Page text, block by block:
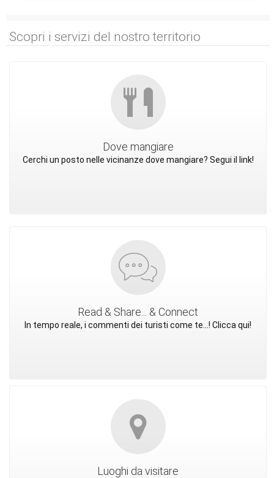
Scopri i servizi del nostro territorio
Dove mangiare
Cerchi un posto nelle vicinanze dove mangiare? Segui il link!
Read & Share... & Connect
In tempo reale, i commenti dei turisti come te...! Clicca qui!
Luoghi da visitare